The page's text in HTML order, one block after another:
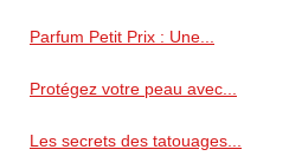
Parfum Petit Prix : Une...
Protégez votre peau avec...
Les secrets des tatouages...